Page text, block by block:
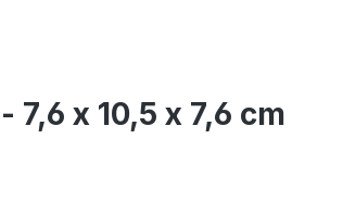
x 10,5 x 7,6 cm